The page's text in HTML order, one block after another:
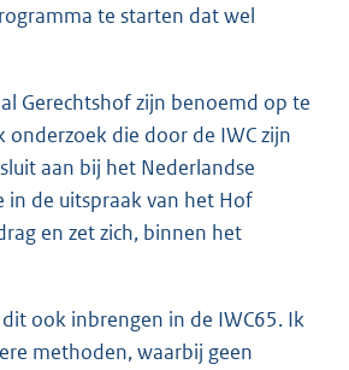
te starten dat wel
Gerechtshof zijn benoemd op te
die door de IWC zijn
aan bij het Nederlandse
in de uitspraak van het Hof
en zet zich, binnen het
ook inbrengen in de IWC65. Ik
methoden, waarbij geen